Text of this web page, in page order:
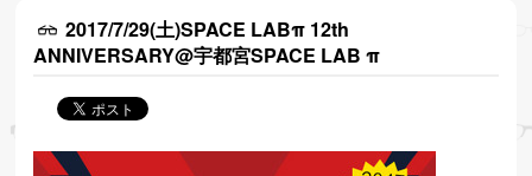
2017/7/29(土)SPACE LABπ 12th
ANNIVERSARY@宇都宮SPACE LAB π